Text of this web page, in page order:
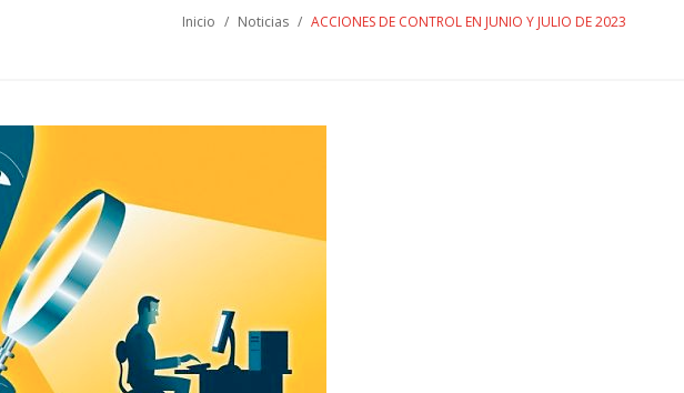
Inicio / Noticias / ACCIONES DE CONTROL EN JUNIO Y JULIO DE 2023